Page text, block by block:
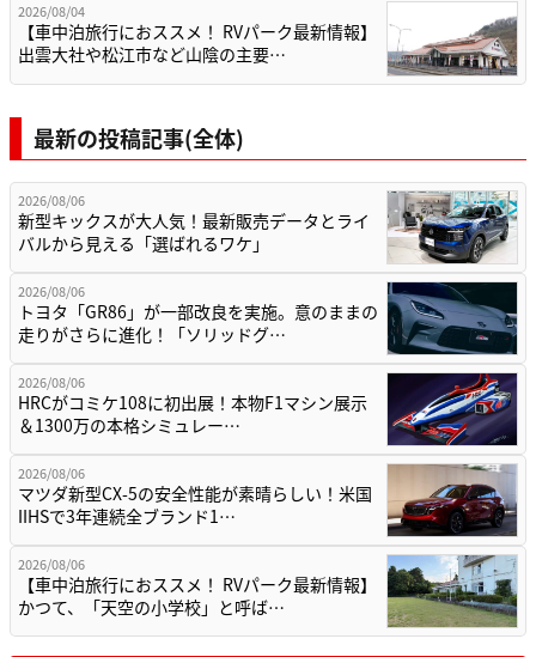
2026/08/04
【車中泊旅行におススメ！ RVパーク最新情報】
出雲大社や松江市など山陰の主要…
最新の投稿記事(全体)
2026/08/06
新型キックスが大人気！最新販売データとライ
バルから見える「選ばれるワケ」
2026/08/06
トヨタ「GR86」が一部改良を実施。意のままの
走りがさらに進化！「ソリッドグ…
2026/08/06
HRCがコミケ108に初出展！本物F1マシン展示
＆1300万の本格シミュレー…
2026/08/06
マツダ新型CX-5の安全性能が素晴らしい！米国
IIHSで3年連続全ブランド1…
2026/08/06
【車中泊旅行におススメ！ RVパーク最新情報】
かつて、「天空の小学校」と呼ば…